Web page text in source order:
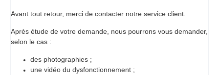
Avant tout retour, merci de contacter notre service client.
Après étude de votre demande, nous pourrons vous demander,
selon le cas :
des photographies ;
une vidéo du dysfonctionnement ;